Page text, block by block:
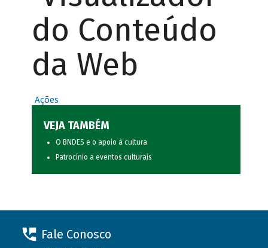
do Conteúdo
da Web
Ações
VEJA TAMBÉM
O BNDES e o apoio à cultura
Patrocínio a eventos culturais
Fale Conosco